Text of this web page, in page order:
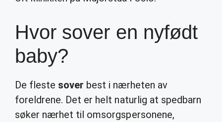
Hvor sover en nyfødt
baby?
De fleste sover best i nærheten av
foreldrene. Det er helt naturlig at spedbarn
søker nærhet til omsorgspersonene,